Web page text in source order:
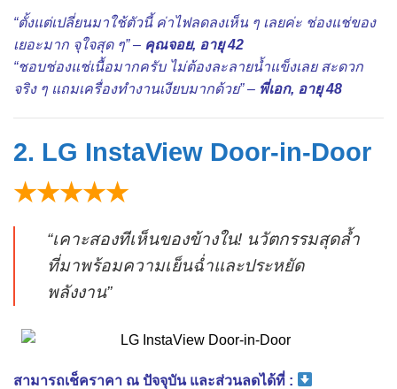
“ตั้งแต่เปลี่ยนมาใช้ตัวนี้ ค่าไฟลดลงเห็น ๆ เลยค่ะ ช่องแช่ของ
เยอะมาก จุใจสุด ๆ” – คุณจอย, อายุ 42
“ชอบช่องแช่เนื้อมากครับ ไม่ต้องละลายน้ำแข็งเลย สะดวก
จริง ๆ แถมเครื่องทำงานเงียบมากด้วย” – พี่เอก, อายุ 48
2. LG InstaView Door-in-Door
★★★★★
“เคาะสองทีเห็นของข้างใน! นวัตกรรมสุดล้ำ
ที่มาพร้อมความเย็นฉ่ำและประหยัด
พลังงาน”
สามารถเช็คราคา ณ ปัจจุบัน และส่วนลดได้ที่ :